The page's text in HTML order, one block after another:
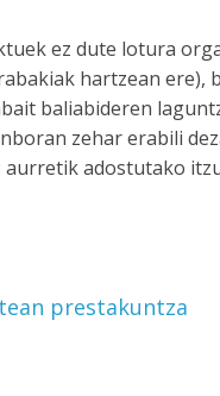
ez dute lotura
hartzean ere),
baliabideren
zehar erabili
adostutako
prestakuntza